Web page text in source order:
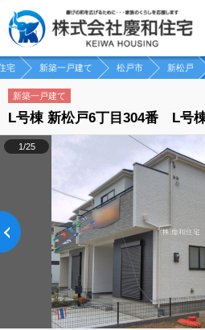
宅 新築一戸建て 松戸市 新松戸
新築一戸建て
L号棟 新松戸6丁目304番 L号
1/25